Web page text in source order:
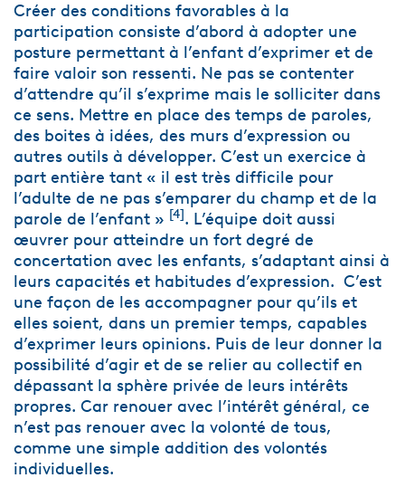
Créer des conditions favorables à la
participation consiste d’abord à adopter une
posture permettant à l’enfant d’exprimer et de
faire valoir son ressenti. Ne pas se contenter
d’attendre qu’il s’exprime mais le solliciter dans
ce sens. Mettre en place des temps de paroles,
des boites à idées, des murs d’expression ou
autres outils à développer. C’est un exercice à
part entière tant « il est très difficile pour
l’adulte de ne pas s’emparer du champ et de la
parole de l’enfant » [4]. L’équipe doit aussi
œuvrer pour atteindre un fort degré de
concertation avec les enfants, s’adaptant ainsi à
leurs capacités et habitudes d’expression. C’est
une façon de les accompagner pour qu’ils et
elles soient, dans un premier temps, capables
d’exprimer leurs opinions. Puis de leur donner la
possibilité d’agir et de se relier au collectif en
dépassant la sphère privée de leurs intérêts
propres. Car renouer avec l’intérêt général, ce
n’est pas renouer avec la volonté de tous,
comme une simple addition des volontés
individuelles.